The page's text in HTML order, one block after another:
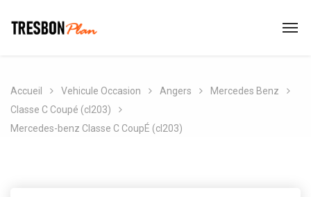
Accueil Vehicule Occasion Angers
Mercedes Benz
Classe C Coupé (cl203)
Mercedes-benz Classe C CoupÉ (cl203)